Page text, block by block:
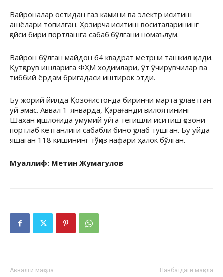
Вайроналар остидан газ камини ва электр иситиш
ашёлари топилган. Ҳозирча иситиш воситаларининг
қайси бири портлашга сабаб бўлгани номаълум.
Вайрон бўлган майдон 64 квадрат метрни ташкил қилди.
Қутқарув ишларига ФҲМ ходимлари, ўт ўчирувчилар ва
тиббий ёрдам бригадаси иштирок этди.
Бу жорий йилда Қозоғистонда биринчи марта қулаётган
уй эмас. Аввал 1-январда, Қарағанди вилоятининг
Шахан қишлоғида умумий уйга тегишли иситиш қозони
портлаб кетганлиги сабабли бино қулаб тушган. Бу уйда
яшаган 118 кишининг тўққиз нафари ҳалок бўлган.
Муаллиф: Метин Жумагулов
Аввалги мақола Навбатдаги мақола